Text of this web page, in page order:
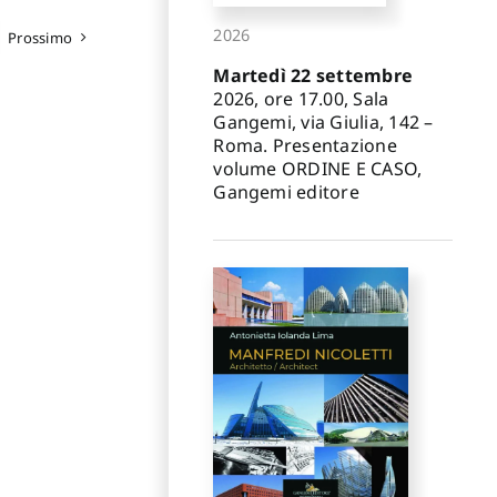
Prossimo 2026
Martedì 22 settembre
2026, ore 17.00, Sala
Gangemi, via Giulia, 142 –
Roma. Presentazione
volume ORDINE E CASO,
Gangemi editore